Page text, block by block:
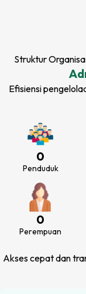
Struktur
Efisiensi
0
Penduduk
0
Perempuan
Akses cepat dan